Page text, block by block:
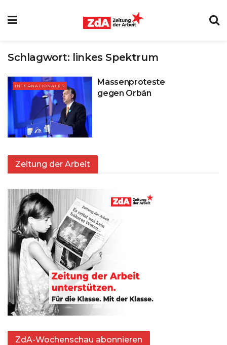
Schlagwort: linkes Spektrum
INTERNATIONALES
Massenproteste
gegen Orbán
Zeitung der Arbeit
ZdA-Wochenschau abonnieren